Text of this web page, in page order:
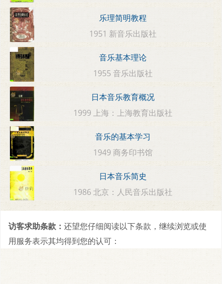
乐理简明教程
1951 新音乐出版社
音乐基本理论
1955 音乐出版社
日本音乐教育概况
1999 上海：上海教育出版社
音乐的基本学习
1949 商务印书馆
日本音乐简史
1986 北京：人民音乐出版社
访客求助条款： 还望您仔细阅读以下条款，继续浏览或使
用服务表示其均得到您的认可：